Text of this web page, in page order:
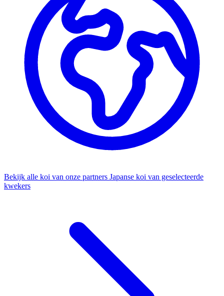
Bekijk alle koi van onze partners Japanse koi van geselecteerde
kwekers